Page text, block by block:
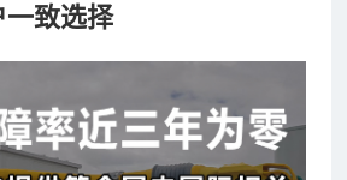
一致选择